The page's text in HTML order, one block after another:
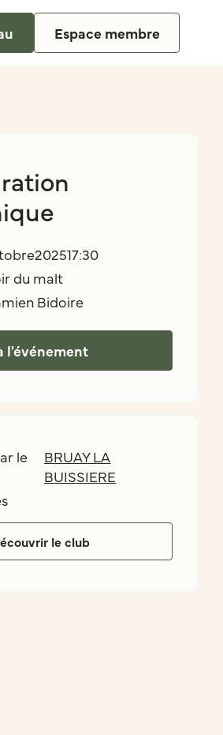
Espace membre
202517:30
du malt
Bidoire
l'événement
le
BRUAY LA
BUISSIERE
le club